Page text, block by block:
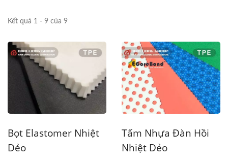
Kết quả 1 - 9 của 9
Bọt Elastomer Nhiệt
Dẻo
Tấm Nhựa Đàn Hồi
Nhiệt Dẻo